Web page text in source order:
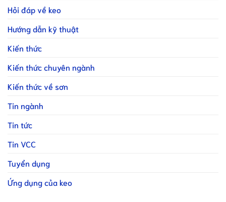
Hỏi đáp về keo
Hướng dẫn kỹ thuật
Kiến thức
Kiến thức chuyên ngành
Kiến thức về sơn
Tin ngành
Tin tức
Tin VCC
Tuyển dụng
Ứng dụng của keo